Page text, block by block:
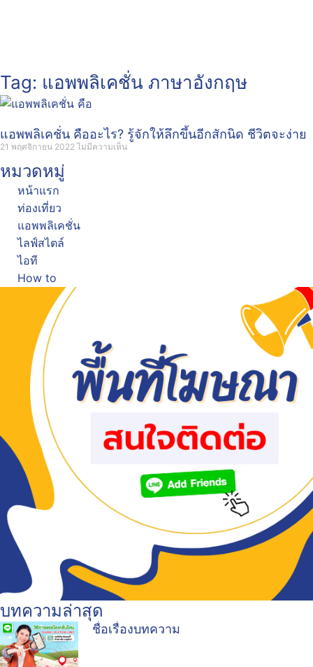
Tag: แอพพลิเคชั่น ภาษาอังกฤษ
แอพพลิเคชั่น คืออะไร? รู้จักให้ลึกขึ้นอีกสักนิด ชีวิตจะง่าย
21 พฤศจิกายน 2022ไม่มีความเห็น
หมวดหมู่
หน้าแรก
ท่องเที่ยว
แอพพลิเคชั่น
ไลฟ์สไตล์
ไอที
How to
บทความล่าสุด
ชื่อเรื่องบทความ